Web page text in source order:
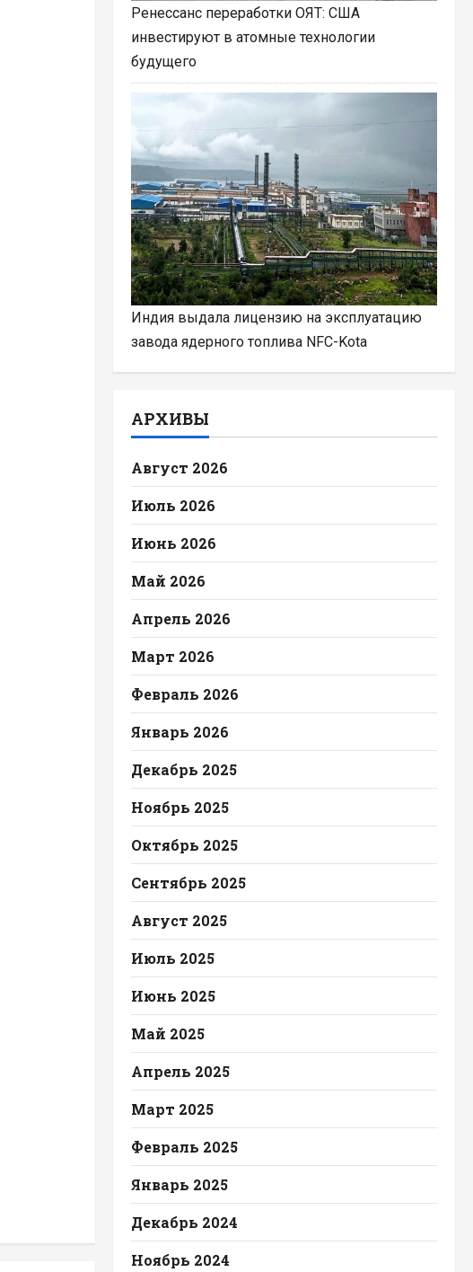
Ренессанс переработки ОЯТ: США
инвестируют в атомные технологии
будущего
Индия выдала лицензию на эксплуатацию
завода ядерного топлива NFC-Kota
АРХИВЫ
Август 2026
Июль 2026
Июнь 2026
Май 2026
Апрель 2026
Март 2026
Февраль 2026
Январь 2026
Декабрь 2025
Ноябрь 2025
Октябрь 2025
Сентябрь 2025
Август 2025
Июль 2025
Июнь 2025
Май 2025
Апрель 2025
Март 2025
Февраль 2025
Январь 2025
Декабрь 2024
Ноябрь 2024